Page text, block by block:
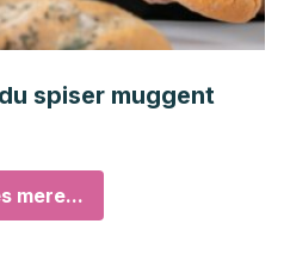
spiser muggent
mere...